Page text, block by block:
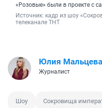
«Розовые» были в проекте с
Источник: кадр из шоу
телеканале ТНТ
Юлия Мальцева
Журналист
Шоу Сокровища